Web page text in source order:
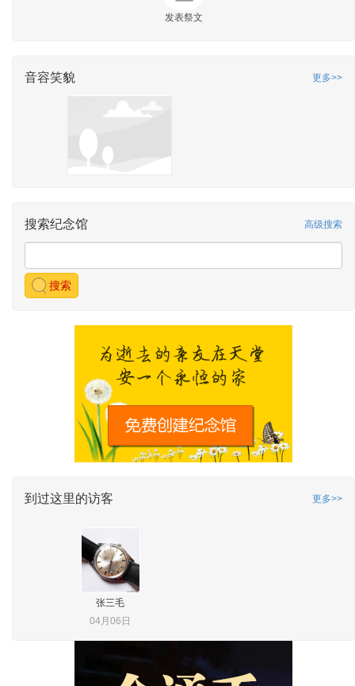
发表祭文
音容笑貌 更多>>
搜索纪念馆 高级搜索
搜索
到过这里的访客 更多>>
张三毛
04月06日